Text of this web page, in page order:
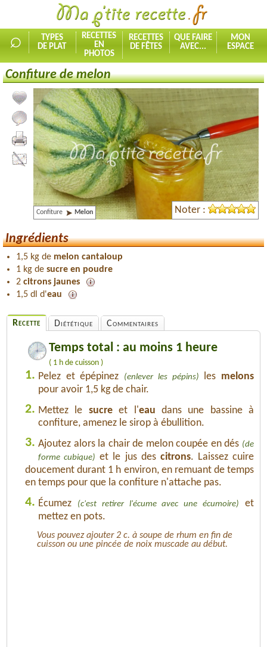
⌕
TYPES
DE PLAT
RECETTES
EN
PHOTOS
RECETTES
DE FÊTES
QUE FAIRE
AVEC...
MON
ESPACE
Confiture de melon
Ajouter la recette à mes favorites
Commenter, noter la recette
Imprimer la recette
Partager cette recette
Confiture Melon Noter :
Ingrédients
1,5 kg de melon cantaloup
1 kg de sucre en poudre
2 citrons jaunes
1,5 dl d'eau
Recette Diététique Commentaires
Temps total : au moins 1 heure
( 1 h de cuisson )
1. Pelez et épépinez (enlever les pépins) les melons
pour avoir 1,5 kg de chair.
2. Mettez le sucreet l'eau dans une bassine à
confiture, amenez le sirop à ébullition.
3. Ajoutez alors la chair de melon coupée en dés (de
forme cubique) et le jus des citrons. Laissez cuire
doucement durant 1 h environ, en remuant de temps
en temps pour que la confiture n'attache pas.
4. Écumez (c'est retirer l'écume avec une écumoire)
et
mettez en pots.
Vous pouvez ajouter 2 c. à soupe de rhum en fin de
cuisson ou une pincée de noix muscade au début.